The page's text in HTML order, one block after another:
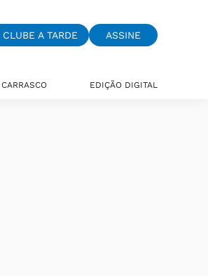
CLUBE A TARDE ASSINE
EDIÇÃO DIGITAL